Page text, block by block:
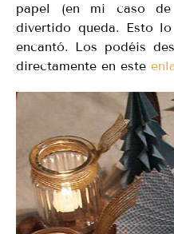
papel (en mi caso
divertido queda. Esto
encantó. Los podéis
directamente en este